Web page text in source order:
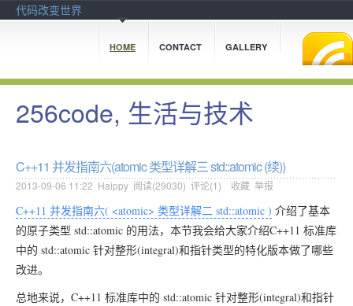
代码改变世界
HOME CONTACT GALLERY
256code, 生活与技术
C++11 并发指南六(atomic 类型详解三 std::atomic (续))
2013-09-06 11:22 Haippy 阅读(29030) 评论(1) 收藏 举报
C++11 并发指南六( <atomic> 类型详解二 std::atomic ) 介绍了基本
的原子类型 std::atomic 的用法，本节我会给大家介绍C++11 标准库
中的 std::atomic 针对整形(integral)和指针类型的特化版本做了哪些
改进。
总地来说，C++11 标准库中的 std::atomic 针对整形(integral)和指针